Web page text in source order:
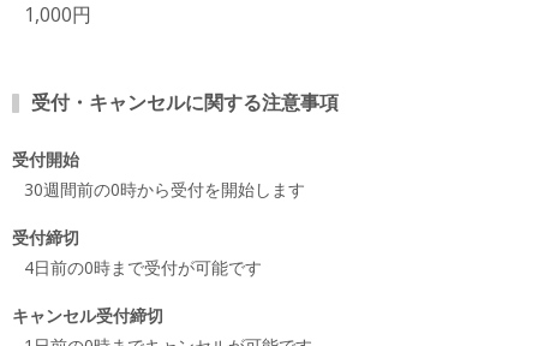
1,000円
受付・キャンセルに関する注意事項
受付開始
30週間前の0時から受付を開始します
受付締切
4日前の0時まで受付が可能です
キャンセル受付締切